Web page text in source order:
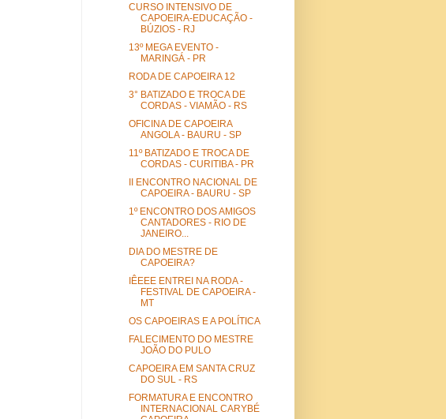
CURSO INTENSIVO DE
CAPOEIRA-EDUCAÇÃO -
BÚZIOS - RJ
13º MEGA EVENTO -
MARINGÁ - PR
RODA DE CAPOEIRA 12
3° BATIZADO E TROCA DE
CORDAS - VIAMÃO - RS
OFICINA DE CAPOEIRA
ANGOLA - BAURU - SP
11º BATIZADO E TROCA DE
CORDAS - CURITIBA - PR
II ENCONTRO NACIONAL DE
CAPOEIRA - BAURU - SP
1º ENCONTRO DOS AMIGOS
CANTADORES - RIO DE
JANEIRO...
DIA DO MESTRE DE
CAPOEIRA?
IÊEEE ENTREI NA RODA -
FESTIVAL DE CAPOEIRA -
MT
OS CAPOEIRAS E A POLÍTICA
FALECIMENTO DO MESTRE
JOÃO DO PULO
CAPOEIRA EM SANTA CRUZ
DO SUL - RS
FORMATURA E ENCONTRO
INTERNACIONAL CARYBÉ